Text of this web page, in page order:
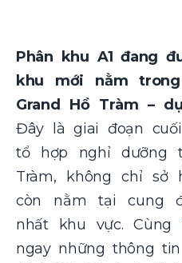
Phân khu A1 đang
khu mới nằm
Grand Hồ Tràm –
Đây là giai đoạn
tổ hợp nghỉ dưỡng
Tràm, không chỉ
còn nằm tại cung
nhất khu vực. Cùng
ngay những thông